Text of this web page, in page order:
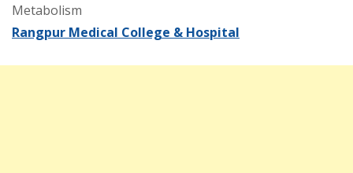
Metabolism
Rangpur Medical College & Hospital